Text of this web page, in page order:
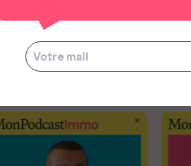
IMMOBILIER DE MYSWEETIMMO